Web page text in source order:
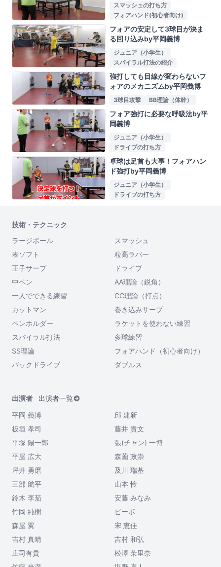
スマッシュの打ち方
フォアハンド(初心者向け)
フォアの安定して3球目が決ま
る回り込みby平岡義博
ジュニア（小学生）
スパイラル打法の紹介
強打しても目線が変わらないフ
ォアのメカニズムby平岡義博
3球目攻撃 BB理論（体幹）
フォア強打に必要な呼吸法by平
岡義博
ジュニア（小学生）
ドライブの打ち方
卓球は足首も大事！フォアハン
ド強打by平岡義博
ジュニア（小学生）
ドライブの打ち方
技術・テクニック
ラージボール
スマッシュ
表ソフト
粒高ラバー
王子サーブ
ドライブ
中ペン
AA理論（鋭角）
一人でできる練習
CC理論（打点）
カットマン
巻き込みサーブ
ペンホルダー
ラケットを使わない練習
スパイラル打法
多球練習
SS理論
フォアハンド（初心者向け）
バックドライブ
ダブルス
出演者
出演者一覧
平岡 義博
邱 建新
板垣 孝司
藤井 貴文
平塚 陽一郎
張(チャン) 一博
平屋 広大
森薗 政崇
坪井 勇磨
及川 瑞基
三部 航平
山本 怜
鈴木 李茄
安藤 みなみ
竹岡 純樹
ビーボ
森屋 翼
宋 恵佳
吉村 真晴
吉村 和弘
庄司有貴
松澤 茉里奈